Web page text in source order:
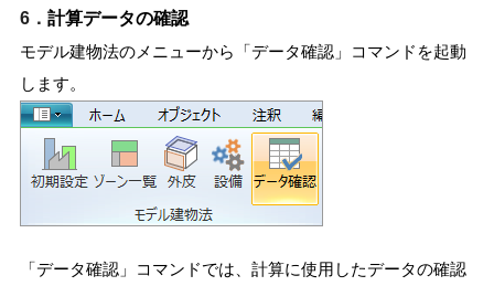
6． 計算データの確認
モデル建物法のメニューから「データ確認」コマンドを起動
します。
「データ確認」コマンドでは、計算に使用したデータの確認